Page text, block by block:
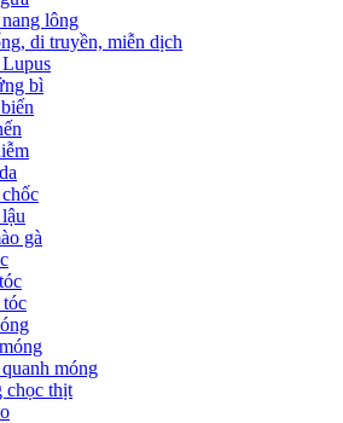
lông
di truyền, miễn dịch
bì
gà
móng
chọc thịt